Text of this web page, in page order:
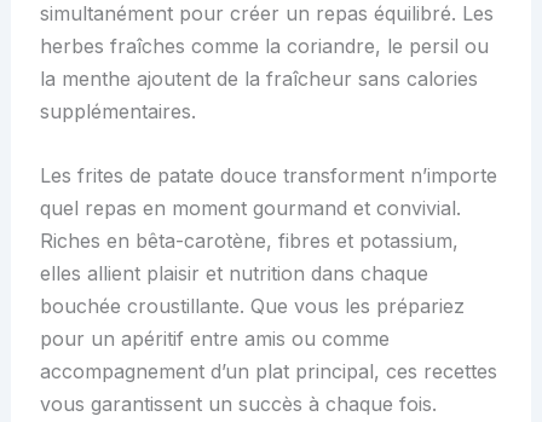
simultanément pour créer un repas équilibré. Les
herbes fraîches comme la coriandre, le persil ou
la menthe ajoutent de la fraîcheur sans calories
supplémentaires.
Les frites de patate douce transforment n’importe
quel repas en moment gourmand et convivial.
Riches en bêta-carotène, fibres et potassium,
elles allient plaisir et nutrition dans chaque
bouchée croustillante. Que vous les prépariez
pour un apéritif entre amis ou comme
accompagnement d’un plat principal, ces recettes
vous garantissent un succès à chaque fois.